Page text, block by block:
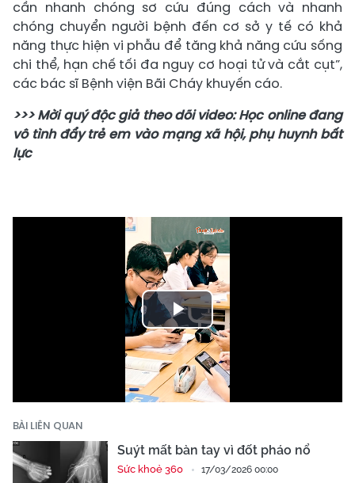
cần nhanh chóng sơ cứu đúng cách và nhanh
chóng chuyển người bệnh đến cơ sở y tế có khả
năng thực hiện vi phẫu để tăng khả năng cứu sống
chi thể, hạn chế tối đa nguy cơ hoại tử và cắt cụt”,
các bác sĩ Bệnh viện Bãi Cháy khuyến cáo.
>>> Mời quý độc giả theo dõi video: Học online đang
vô tình đẩy trẻ em vào mạng xã hội, phụ huynh bất
lực
Play
Video
BÀI LIÊN QUAN
Suýt mất bàn tay vì đốt pháo nổ
Sức khoẻ 360 17/03/2026 00:00